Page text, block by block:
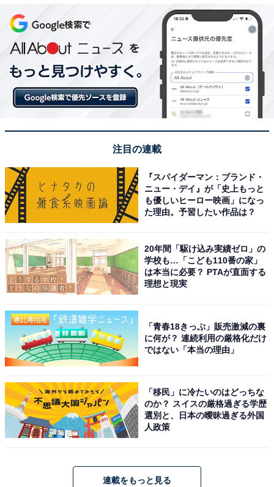
注目の連載
『スパイダーマン：ブランド・
ニュー・デイ』が「史上もっと
も優しいヒーロー映画」になっ
た理由。予習したい作品は？
20年間「駆け込み実績ゼロ」の
学校も…「こども110番の家」
は本当に必要？ PTAが直面する
理想と現実
「青春18きっぷ」販売激減の裏
に何が？ 連続利用の厳格化だけ
ではない「本当の理由」
「移民」に冷たいのはどっちな
のか？ スイスの厳格過ぎる学歴
選別と、日本の曖昧過ぎる外国
人政策
連載をもっと見る